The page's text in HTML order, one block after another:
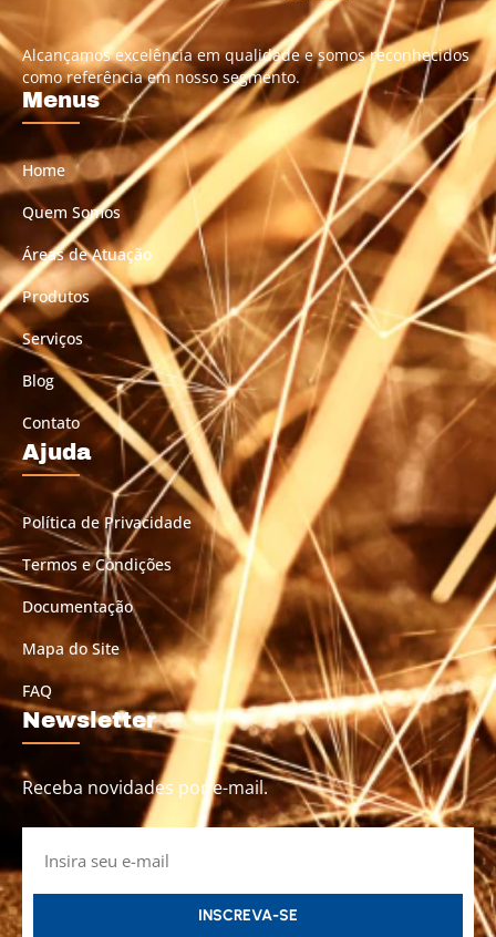
Alcançamos excelência em qualidade e somos reconhecidos
como referência em nosso segmento.
Menus
Home
Quem Somos
Áreas de Atuação
Produtos
Serviços
Blog
Contato
Ajuda
Política de Privacidade
Termos e Condições
Documentação
Mapa do Site
FAQ
Newsletter
Receba novidades por e-mail.
INSCREVA-SE